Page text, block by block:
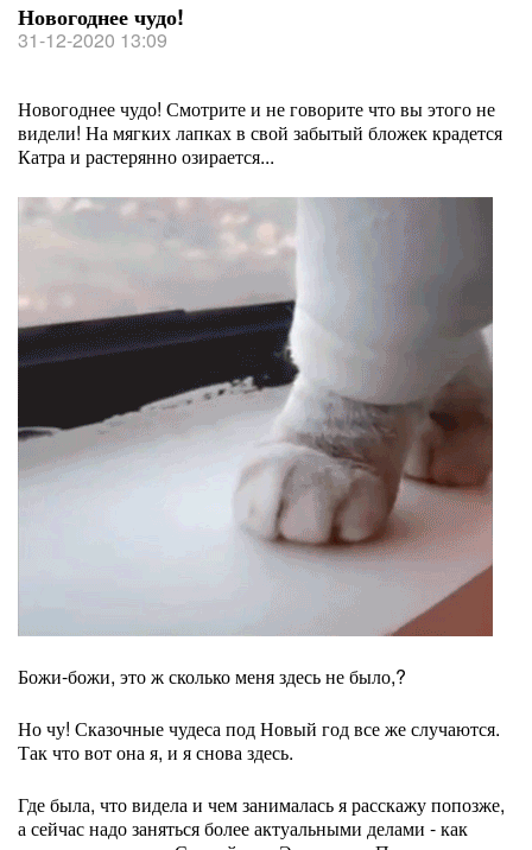
Новогоднее чудо!
31-12-2020 13:09
Новогоднее чудо! Смотрите и не говорите что вы этого не
видели! На мягких лапках в свой забытый бложек крадется
Катра и растерянно озирается...
Божи-божи, это ж сколько меня здесь не было,?
Но чу! Сказочные чудеса под Новый год все же случаются.
Так что вот она я, и я снова здесь.
Где была, что видела и чем занималась я расскажу попозже,
а сейчас надо заняться более актуальными делами - как